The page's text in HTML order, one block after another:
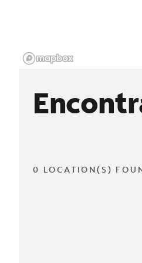
0 LOCATION(S)